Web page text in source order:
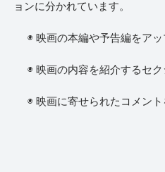
ョンに分かれています。
◉ 映画の本編や予告編をア
◉ 映画の内容を紹介するセク
◉ 映画に寄せられたコメン